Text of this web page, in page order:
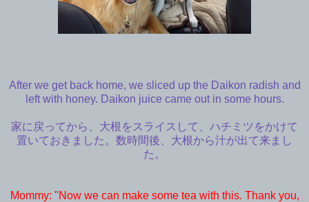
After we get back home, we sliced up the Daikon radish and
left with honey. Daikon juice came out in some hours.
家に戻ってから、大根をスライスして、ハチミツをかけて
置いておきました。数時間後、大根から汁が出て来まし
た。
Mommy: "Now we can make some tea with this. Thank you,